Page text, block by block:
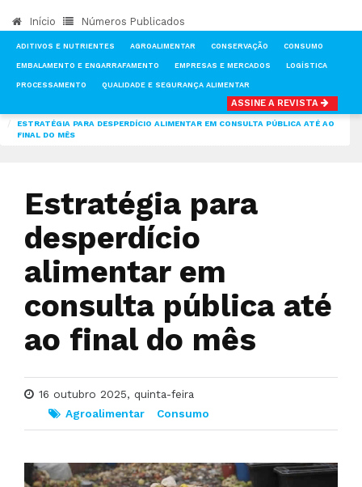
Início Números Publicados
ADITIVOS E NUTRIENTES AGROALIMENTAR CONSERVAÇÃO CONSUMO
EMBALAMENTO E ENGARRAFAMENTO EMPRESAS E MERCADOS LOGÍSTICA
PROCESSAMENTO QUALIDADE E SEGURANÇA ALIMENTAR
ASSINE A REVISTA
ESTRATÉGIA PARA DESPERDÍCIO ALIMENTAR EM CONSULTA PÚBLICA ATÉ AO
FINAL DO MÊS
Estratégia para
desperdício
alimentar em
consulta pública até
ao final do mês
16 outubro 2025, quinta-feira
Agroalimentar
Consumo